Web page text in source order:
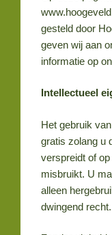
gesteld door
geven wij aan
informatie op
Intellectueel
Het gebruik
gratis zolang u
verspreidt of
misbruikt. U
alleen
dwingend recht.